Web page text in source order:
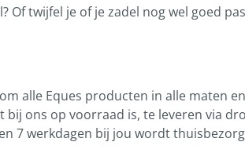
Of twijfel je of je zadel nog wel goed
alle Eques producten in alle maten
bij ons op voorraad is, te leveren via
7 werkdagen bij jou wordt